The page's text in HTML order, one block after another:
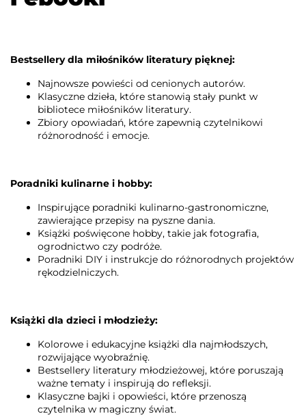
Bestsellery dla miłośników literatury pięknej:
Najnowsze powieści od cenionych autorów.
Klasyczne dzieła, które stanowią stały punkt w
bibliotece miłośników literatury.
Zbiory opowiadań, które zapewnią czytelnikowi
różnorodność i emocje.
Poradniki kulinarne i hobby:
Inspirujące poradniki kulinarno-gastronomiczne,
zawierające przepisy na pyszne dania.
Książki poświęcone hobby, takie jak fotografia,
ogrodnictwo czy podróże.
Poradniki DIY i instrukcje do różnorodnych projektów
rękodzielniczych.
Książki dla dzieci i młodzieży:
Kolorowe i edukacyjne książki dla najmłodszych,
rozwijające wyobraźnię.
Bestsellery literatury młodzieżowej, które poruszają
ważne tematy i inspirują do refleksji.
Klasyczne bajki i opowieści, które przenoszą
czytelnika w magiczny świat.